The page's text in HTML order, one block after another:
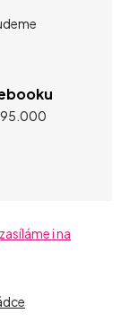
95.000
i na